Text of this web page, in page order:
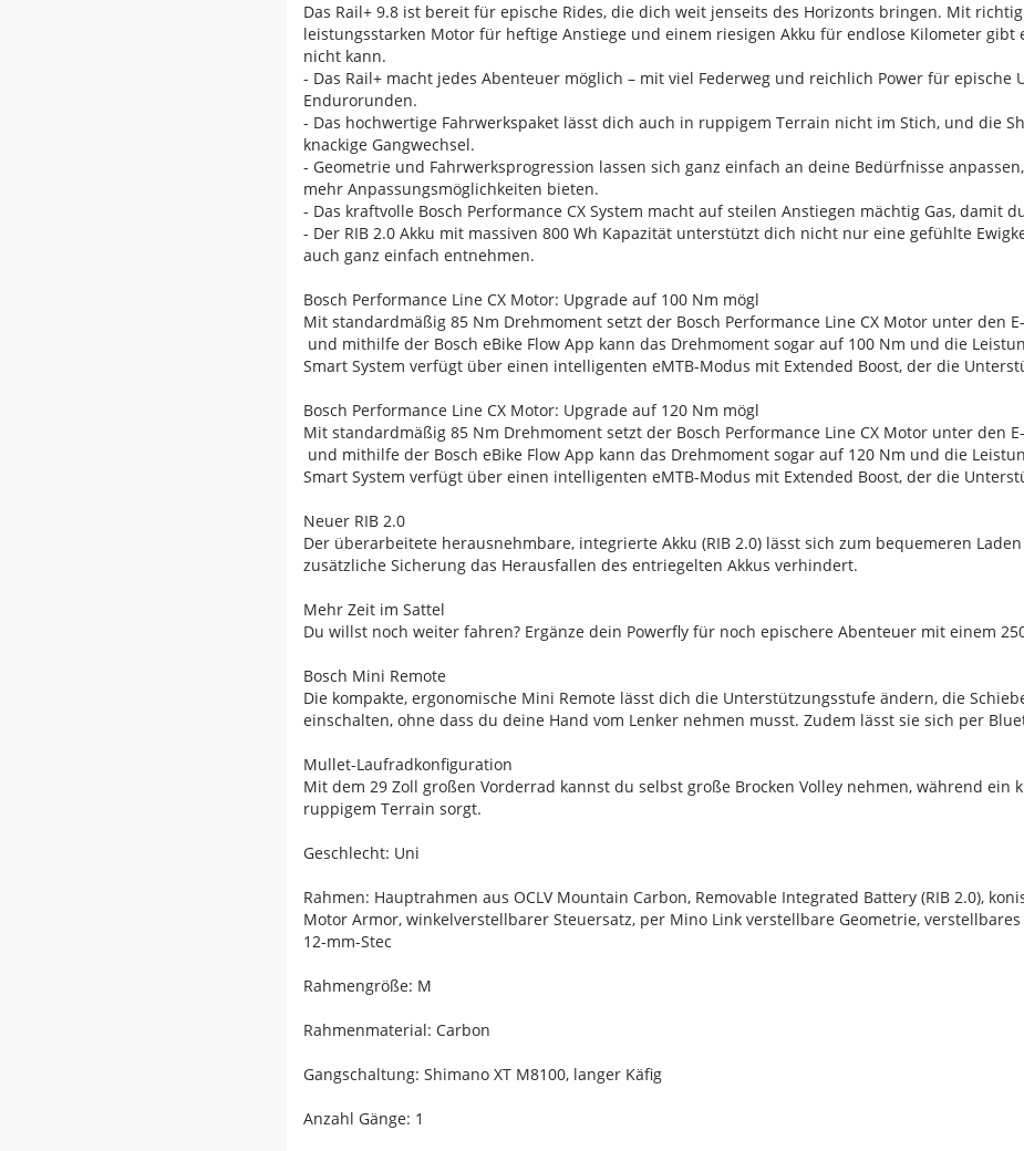
Das Rail+ 9.8 ist bereit für epische Rides, die dich weit jenseits des Horizonts bringen. Mit
leistungsstarken Motor für heftige Anstiege und einem riesigen Akku für endlose Kilometer gibt
nicht kann.
- Das Rail+ macht jedes Abenteuer möglich – mit viel Federweg und reichlich Power für
Endurorunden.
- Das hochwertige Fahrwerkspaket lässt dich auch in ruppigem Terrain nicht im Stich, und die
knackige Gangwechsel.
- Geometrie und Fahrwerksprogression lassen sich ganz einfach an deine Bedürfnisse
mehr Anpassungsmöglichkeiten bieten.
- Das kraftvolle Bosch Performance CX System macht auf steilen Anstiegen mächtig Gas, damit
- Der RIB 2.0 Akku mit massiven 800 Wh Kapazität unterstützt dich nicht nur eine gefühlte
auch ganz einfach entnehmen.
Bosch Performance Line CX Motor: Upgrade auf 100 Nm mögl
Mit standardmäßig 85 Nm Drehmoment setzt der Bosch Performance Line CX Motor unter den
und mithilfe der Bosch eBike Flow App kann das Drehmoment sogar auf 100 Nm und die
Smart System verfügt über einen intelligenten eMTB-Modus mit Extended Boost, der die
Bosch Performance Line CX Motor: Upgrade auf 120 Nm mögl
Mit standardmäßig 85 Nm Drehmoment setzt der Bosch Performance Line CX Motor unter den
und mithilfe der Bosch eBike Flow App kann das Drehmoment sogar auf 120 Nm und die
Smart System verfügt über einen intelligenten eMTB-Modus mit Extended Boost, der die
Neuer RIB 2.0
Der überarbeitete herausnehmbare, integrierte Akku (RIB 2.0) lässt sich zum bequemeren
zusätzliche Sicherung das Herausfallen des entriegelten Akkus verhindert.
Mehr Zeit im Sattel
Du willst noch weiter fahren? Ergänze dein Powerfly für noch epischere Abenteuer mit einem
Bosch Mini Remote
Die kompakte, ergonomische Mini Remote lässt dich die Unterstützungsstufe ändern, die
einschalten, ohne dass du deine Hand vom Lenker nehmen musst. Zudem lässt sie sich per
Mullet-Laufradkonfiguration
Mit dem 29 Zoll großen Vorderrad kannst du selbst große Brocken Volley nehmen, während ein
ruppigem Terrain sorgt.
Geschlecht: Uni
Rahmen: Hauptrahmen aus OCLV Mountain Carbon, Removable Integrated Battery (RIB 2.0),
Motor Armor, winkelverstellbarer Steuersatz, per Mino Link verstellbare Geometrie, verstellbares
12-mm-Stec
Rahmengröße: M
Rahmenmaterial: Carbon
Gangschaltung: Shimano XT M8100, langer Käfig
Anzahl Gänge: 1